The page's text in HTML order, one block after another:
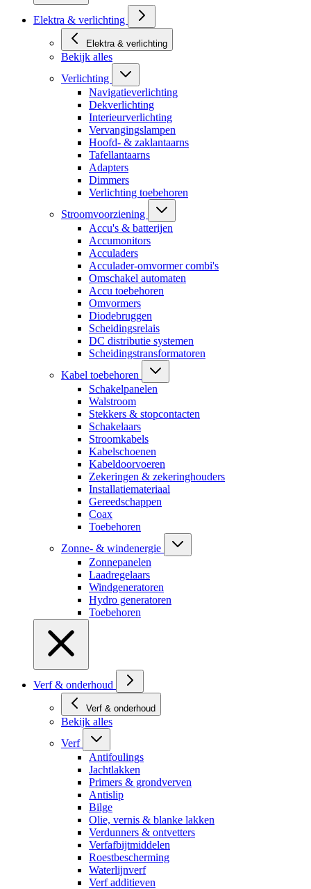
Elektra & verlichting
Elektra & verlichting
Bekijk alles
Verlichting
Navigatieverlichting
Dekverlichting
Interieurverlichting
Vervangingslampen
Hoofd- & zaklantaarns
Tafellantaarns
Adapters
Dimmers
Verlichting toebehoren
Stroomvoorziening
Accu's & batterijen
Accumonitors
Acculaders
Acculader-omvormer combi's
Omschakel automaten
Accu toebehoren
Omvormers
Diodebruggen
Scheidingsrelais
DC distributie systemen
Scheidingstransformatoren
Kabel toebehoren
Schakelpanelen
Walstroom
Stekkers & stopcontacten
Schakelaars
Stroomkabels
Kabelschoenen
Kabeldoorvoeren
Zekeringen & zekeringhouders
Installatiemateriaal
Gereedschappen
Coax
Toebehoren
Zonne- & windenergie
Zonnepanelen
Laadregelaars
Windgeneratoren
Hydro generatoren
Toebehoren
Verf & onderhoud
Verf & onderhoud
Bekijk alles
Verf
Antifoulings
Jachtlakken
Primers & grondverven
Antislip
Bilge
Olie, vernis & blanke lakken
Verdunners & ontvetters
Verfafbijtmiddelen
Roestbescherming
Waterlijnverf
Verf additieven